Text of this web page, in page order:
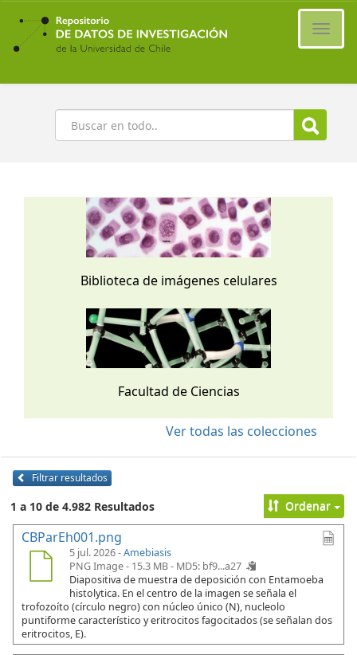
Ir
contenido
principal
Buscar
Biblioteca de imágenes celulares
Facultad de Ciencias
Ver todas las colecciones
Filtrar resultados
1 a 10 de 4.982 Resultados Ordenar
CBParEh001.png
5 jul. 2026 -Amebiasis
PNG Image - 15.3 MB - MD5: bf9...a27
Diapositiva de muestra de deposición con Entamoeba
histolytica. En el centro de la imagen se señala el
trofozoíto (círculo negro) con núcleo único (N), nucleolo
puntiforme característico y eritrocitos fagocitados (se señalan dos
eritrocitos, E).